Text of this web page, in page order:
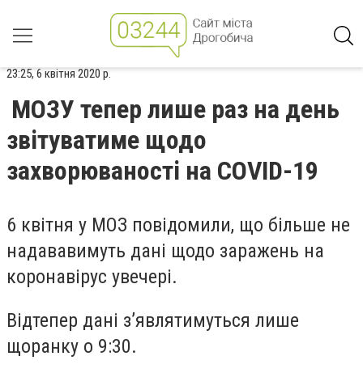
23:25, 6 квітня 2020 р.
МОЗУ тепер лише раз на день
звітуватиме щодо
захворюваності на COVID-19
6 квітня у МОЗ повідомили, що більше не
надававимуть дані щодо заражень на
коронавірус увечері.
Відтепер дані з’являтимуться лише
щоранку о 9:30.